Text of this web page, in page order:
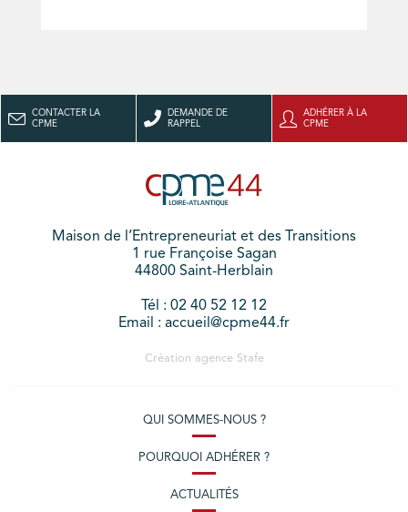
CONTACTER LA
CPME
DEMANDE DE
RAPPEL
ADHÉRER À LA
CPME
Maison de l’Entrepreneuriat et des Transitions
1 rue Françoise Sagan
44800 Saint-Herblain
Tél : 02 40 52 12 12
Email : accueil@cpme44.fr
Création agence Stafe
QUI SOMMES-NOUS ?
POURQUOI ADHÉRER ?
ACTUALITÉS